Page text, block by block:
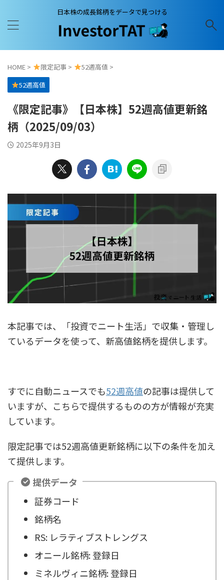
日本株の成長銘柄をデータで見つける
HOME > 限定記事 > 52週高値 >
52週高値
《限定記事》【日本株】52週高値更新銘
柄（2025/09/03）
2025年9月3日
本記事では、「投資でニート生活」で収集・管理し
ているデータを使って、新高値銘柄を提供します。
すでに自動ニュースでも52週高値の記事は提供して
いますが、こちらで提供するものの方が情報が充実
しています。
限定記事では52週高値更新銘柄に以下の条件を加え
て提供します。
提供データ
証券コード
銘柄名
RS: レラティブストレングス
オニール銘柄: 登録日
ミネルヴィニ銘柄: 登録日